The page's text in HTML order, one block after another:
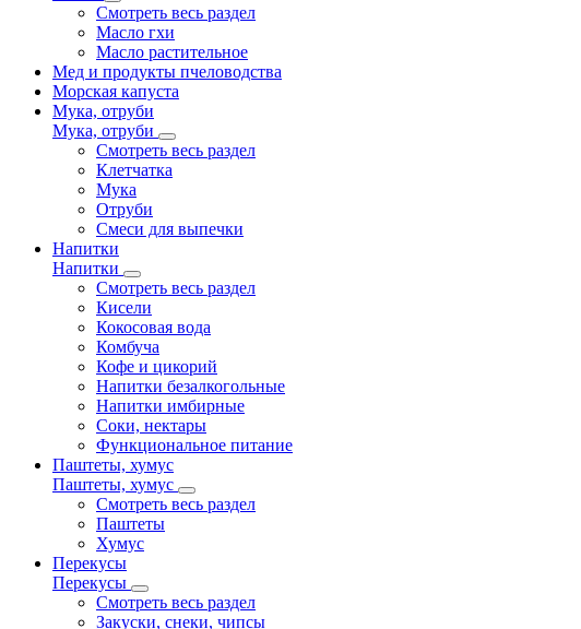
Смотреть весь раздел
Масло гхи
Масло растительное
Мед и продукты пчеловодства
Морская капуста
Мука, отруби
Мука, отруби
Смотреть весь раздел
Клетчатка
Мука
Отруби
Смеси для выпечки
Напитки
Напитки
Смотреть весь раздел
Кисели
Кокосовая вода
Комбуча
Кофе и цикорий
Напитки безалкогольные
Напитки имбирные
Соки, нектары
Функциональное питание
Паштеты, хумус
Паштеты, хумус
Смотреть весь раздел
Паштеты
Хумус
Перекусы
Перекусы
Смотреть весь раздел
Закуски, снеки, чипсы